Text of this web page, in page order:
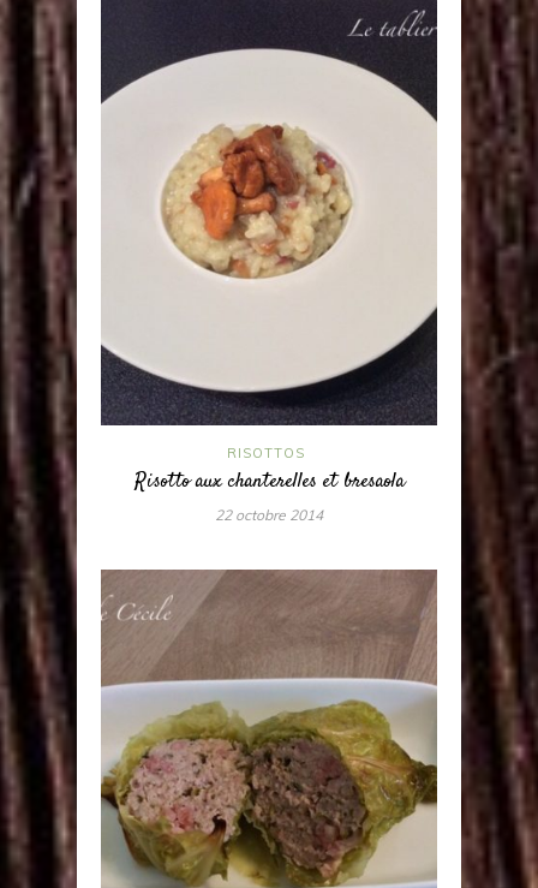
RISOTTOS
Risotto aux chanterelles et bresaola
22 octobre 2014